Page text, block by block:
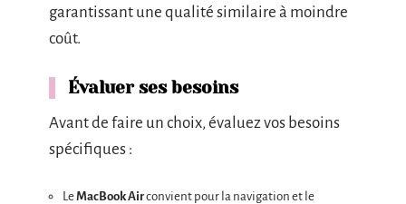
garantissant une qualité similaire à moindre
coût.
Évaluer ses besoins
Avant de faire un choix, évaluez vos besoins
spécifiques :
LeMacBook Airconvient pour la navigation et le